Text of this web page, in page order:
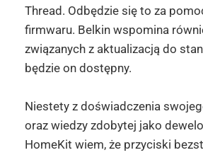
Thread. Odbędzie się to za
firmwaru. Belkin wspomina
związanych z aktualizacją do
będzie on dostępny.
Niestety z doświadczenia
oraz wiedzy zdobytej jako
HomeKit wiem, że przyciski